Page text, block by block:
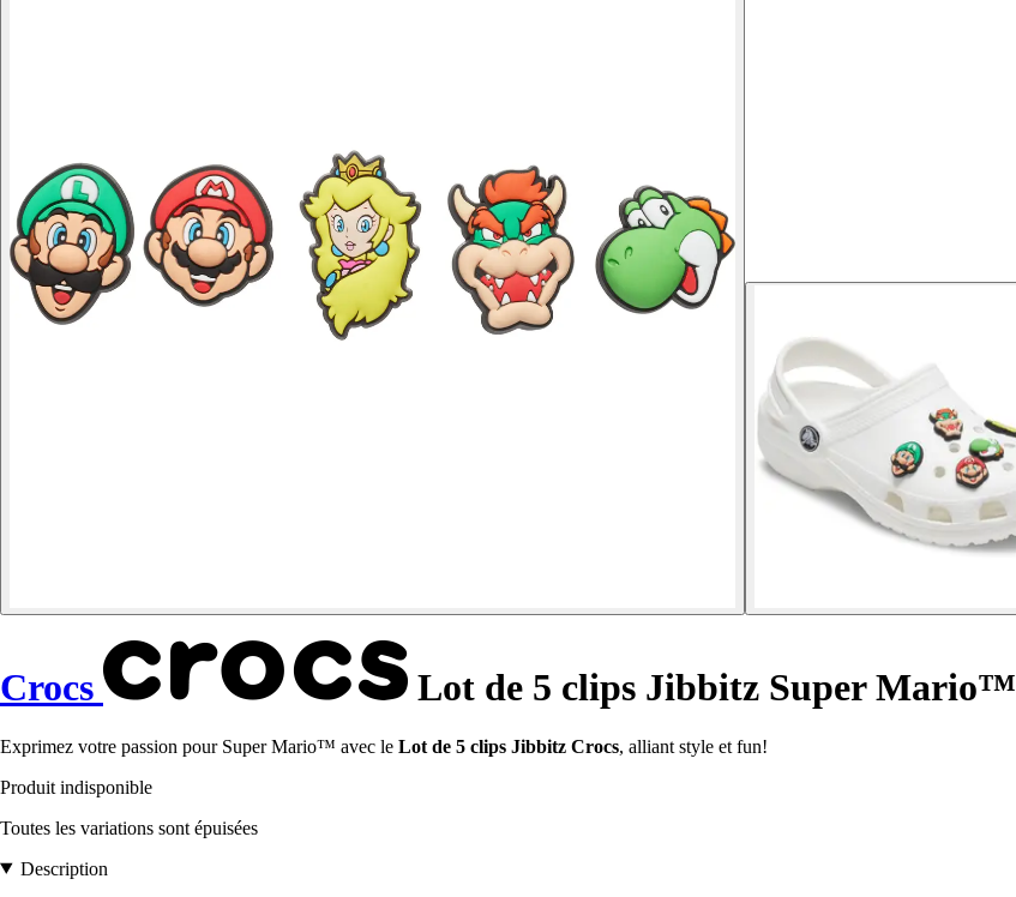
Crocs Lot de 5 clips Jibbitz Super Mario™
Exprimez votre passion pour Super Mario™ avec le Lot de 5 clips Jibbitz Crocs, alliant style et fun!
Produit indisponible
Toutes les variations sont épuisées
Description